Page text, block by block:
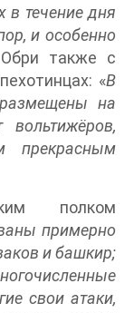
в течение дня
и особенно
также с
«В
на
прекрасным
полком
примерно
и башкир;
свои атаки,